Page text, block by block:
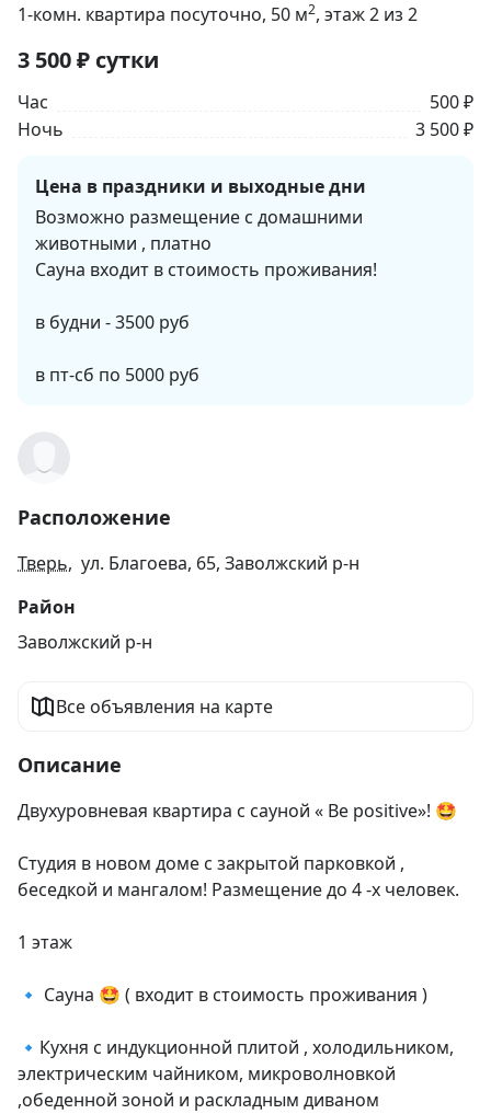
1-комн. квартира посуточно, 50 м2, этаж 2 из 2
3 500₽ сутки
Час
500 ₽
Ночь
3 500 ₽
Цена в праздники и выходные дни
Возможно размещение с домашними
животными , платно
Сауна входит в стоимость проживания!
в будни - 3500 руб
в пт-сб по 5000 руб
Расположение
Тверь, ул. Благоева, 65, Заволжский р-н
Район
Заволжский р-н
Все объявления на карте
Описание
Двухуровневая квартира с сауной « Be positive»! 🤩
Студия в новом доме с закрытой парковкой ,
беседкой и мангалом! Размещение до 4 -х человек.
1 этаж
🔹 Сауна 🤩 ( входит в стоимость проживания )
🔹Кухня с индукционной плитой , холодильником,
электрическим чайником, микроволновкой
,обеденной зоной и раскладным диваном